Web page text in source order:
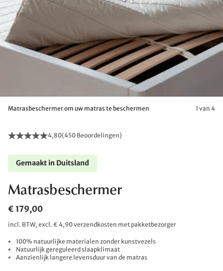
Matrasbeschermer om uw matras te beschermen 1 van 4
4,80(450 Beoordelingen)
Gemaakt in Duitsland
Matrasbeschermer
€ 179,00
incl. BTW, excl. € 4,90 verzendkosten met pakketbezorger
100% natuurlijke materialen zonder kunstvezels
Natuurlijk gereguleerd slaapklimaat
Aanzienlijk langere levensduur van de matras